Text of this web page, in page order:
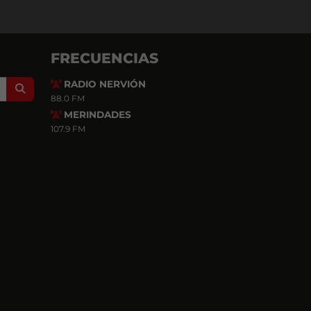
Search
FRECUENCIAS
RADIO NERVIÓN
88.0 FM
MERINDADES
107.9 FM